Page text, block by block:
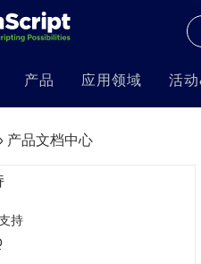
产品 应用领域 活
产品文档中心
持